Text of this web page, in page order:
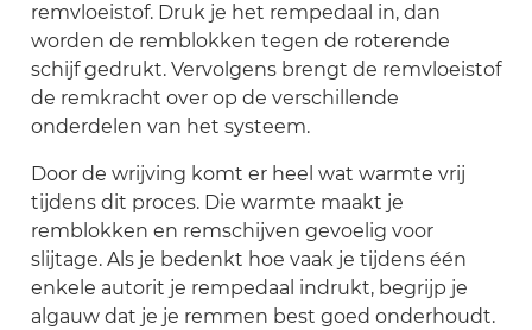
remvloeistof. Druk je het rempedaal in, dan
worden de remblokken tegen de roterende
schijf gedrukt. Vervolgens brengt de remvloeistof
de remkracht over op de verschillende
onderdelen van het systeem.
Door de wrijving komt er heel wat warmte vrij
tijdens dit proces. Die warmte maakt je
remblokken en remschijven gevoelig voor
slijtage. Als je bedenkt hoe vaak je tijdens één
enkele autorit je rempedaal indrukt, begrijp je
algauw dat je je remmen best goed onderhoudt.